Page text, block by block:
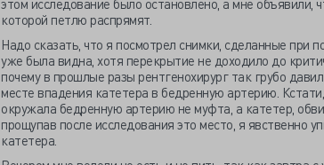
этом исследование было остановлено, а мне объявили,
которой петлю распрямят.
Надо сказать, что я посмотрел снимки, сделанные при
уже была видна, хотя перекрытие не доходило до
почему в прошлые разы рентгенохирург так грубо
месте впадения катетера в бедренную артерию.
окружала бедренную артерию не муфта, а катетер,
прощупав после исследования это место, я явственно
катетера.